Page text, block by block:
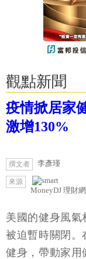
觀點新聞
疫情掀居家
激增130%
撰文者 李彥瑾
來源
MoneyDJ 理財網
美國的健身風
被迫暫時關閉。
健身，帶動家用